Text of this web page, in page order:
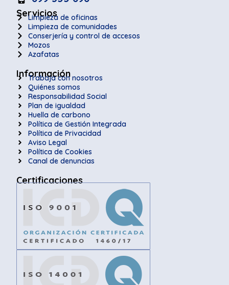
Servicios
Limpieza de oficinas
Limpieza de comunidades
Conserjería y control de accesos
Mozos
Azafatas
Información
Trabaja con nosotros
Quiénes somos
Responsabilidad Social
Plan de igualdad
Huella de carbono
Política de Gestión Integrada
Política de Privacidad
Aviso Legal
Política de Cookies
Canal de denuncias
Certificaciones